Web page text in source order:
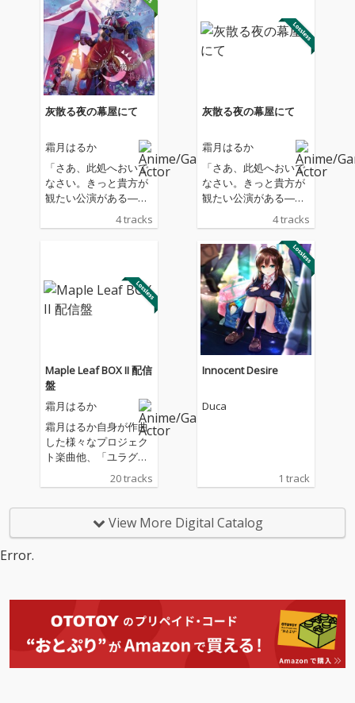
灰散る夜の幕屋にて
霜月はるか
「さあ、此処へおいで
なさい。きっと貴方が
観たい公演がある―
―」 魔花に魂を蝕ま
れた幻想患者の症例を
カスに関する事例――
4 tracks
灰散る夜の幕屋にて
霜月はるか
「さあ、此処へおいで
なさい。きっと貴方が
観たい公演がある―
―」 魔花に魂を蝕ま
れた幻想患者の症例を
記す『アリエスの花想
録（カルテ）』 正体
不明の通称：幻想サー
カスに関する事例――
4 tracks
Maple Leaf BOX II 配信
盤
霜月はるか
霜月はるか自身が作曲
した様々なプロジェク
ト楽曲他、「ユラグソ
ラ」「さらさ」リアレ
ンジ、提供曲セルフカ
公募の新曲など7曲新
録全14曲のボーカル盤
20 tracks
Innocent Desire
Duca
1 track
View More Digital Catalog
Error.